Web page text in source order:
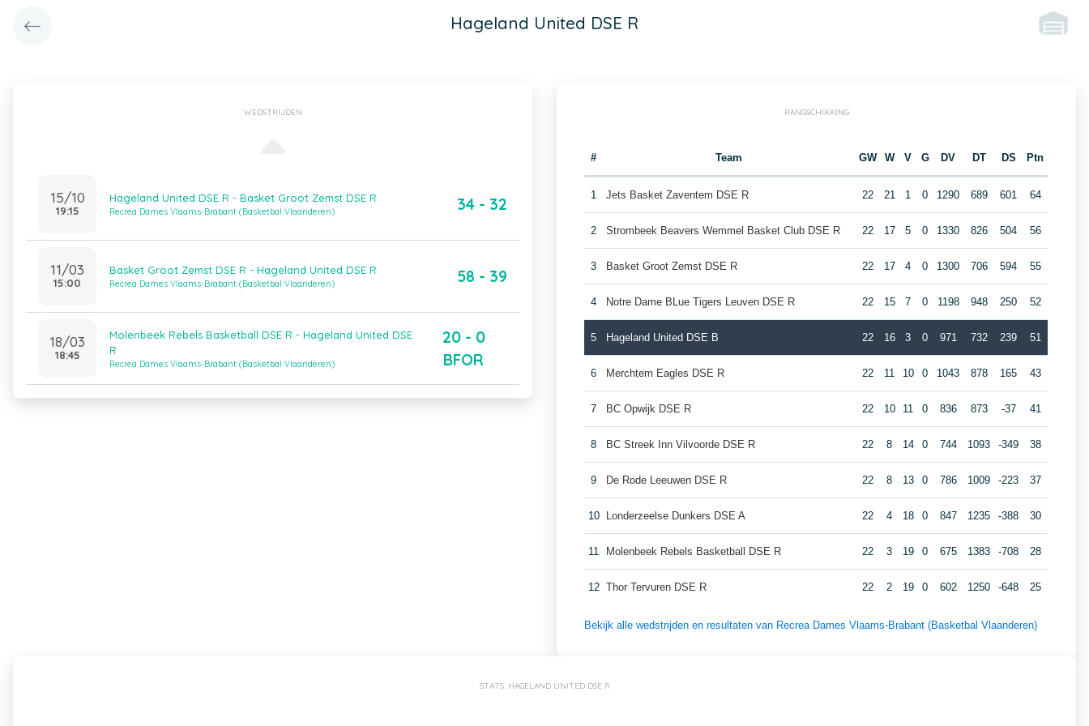
Hageland United DSE R
WEDSTRIJDEN
15/10
19:15
Hageland United DSE R - Basket Groot Zemst DSE R
Recrea Dames Vlaams-Brabant (Basketbal Vlaanderen) 34 - 32
11/03
15:00
Basket Groot Zemst DSE R - Hageland United DSE R
Recrea Dames Vlaams-Brabant (Basketbal Vlaanderen) 58 - 39
18/03
18:45
Molenbeek Rebels Basketball DSE R - Hageland United DSE
R
Recrea Dames Vlaams-Brabant (Basketbal Vlaanderen)
20 - 0
BFOR
RANGSCHIKKING
# Team GW W V G DV DT DS Ptn
1 Jets Basket Zaventem DSE R 22 21 1 0 1290 689 601 64
2 Strombeek Beavers Wemmel Basket Club DSE R 22 17 5 0 1330 826 504 56
3 Basket Groot Zemst DSE R 22 17 4 0 1300 706 594 55
4 Notre Dame BLue Tigers Leuven DSE R 22 15 7 0 1198 948 250 52
5 Hageland United DSE B 22 16 3 0 971 732 239 51
6 Merchtem Eagles DSE R 22 11 10 0 1043 878 165 43
7 BC Opwijk DSE R 22 10 11 0 836 873 -37 41
8 BC Streek Inn Vilvoorde DSE R 22 8 14 0 744 1093 -349 38
9 De Rode Leeuwen DSE R 22 8 13 0 786 1009 -223 37
10 Londerzeelse Dunkers DSE A 22 4 18 0 847 1235 -388 30
11 Molenbeek Rebels Basketball DSE R 22 3 19 0 675 1383 -708 28
12 Thor Tervuren DSE R 22 2 19 0 602 1250 -648 25
Bekijk alle wedstrijden en resultaten van Recrea Dames Vlaams-Brabant (Basketbal Vlaanderen)
STATS: HAGELAND UNITED DSE R